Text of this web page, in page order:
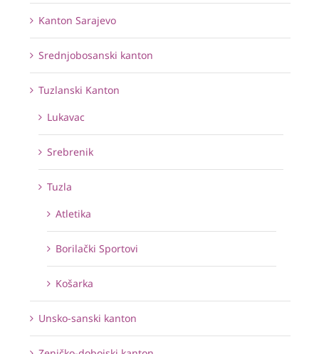
Kanton Sarajevo
Srednjobosanski kanton
Tuzlanski Kanton
Lukavac
Srebrenik
Tuzla
Atletika
Borilački Sportovi
Košarka
Unsko-sanski kanton